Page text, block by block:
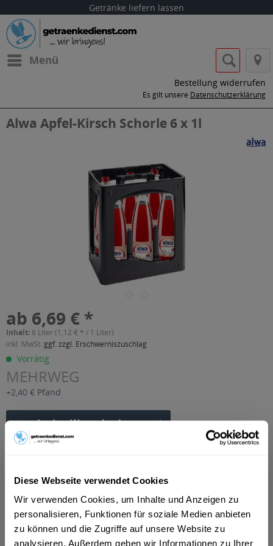
Diese Webseite verwendet Cookies
Wir verwenden Cookies, um Inhalte und Anzeigen zu
personalisieren, Funktionen für soziale Medien anbieten
zu können und die Zugriffe auf unsere Website zu
analysieren. Außerdem geben wir Informationen zu Ihrer
Getränke liefern lassen
Menü
Bestellung widerrufen
Es gilt unsere Datenschutzerklärung
Alwa Apfel-Kirsch Schorle 6 x 1l
ab 6,69 € *
Inhalt: 6 Liter (1,12 € * / 1 Liter)
inkl. MwSt. ggf. zzgl. Erschwerniszuschlag
Vorrätig
MEHRWEG
+2,40 € Pfand
In denWarenkorb
mehr
"Alwa Apfel-Kirsch Schorle 6 x 1l"